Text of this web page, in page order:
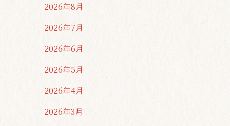
2026年8月
2026年7月
2026年6月
2026年5月
2026年4月
2026年3月